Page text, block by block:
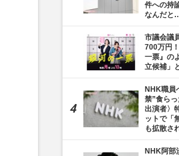
件への持
なんだと
市議会議
700万円
一票』の
立候補」
NHK職員
禁”食ら
出演者〉
ットで「
も拡散さ
NHK阿部